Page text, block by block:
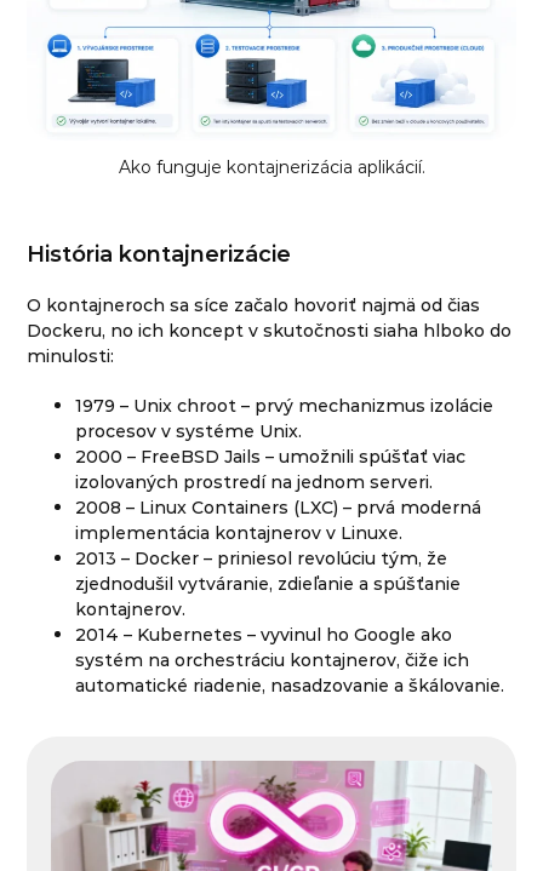
Ako funguje kontajnerizácia aplikácií.
História kontajnerizácie
O kontajneroch sa síce začalo hovoriť najmä od čias
Dockeru, no ich koncept v skutočnosti siaha hlboko do
minulosti:
1979 – Unix chroot – prvý mechanizmus izolácie
procesov v systéme Unix.
2000 – FreeBSD Jails – umožnili spúšťať viac
izolovaných prostredí na jednom serveri.
2008 – Linux Containers (LXC) – prvá moderná
implementácia kontajnerov v Linuxe.
2013 – Docker – priniesol revolúciu tým, že
zjednodušil vytváranie, zdieľanie a spúšťanie
kontajnerov.
2014 – Kubernetes – vyvinul ho Google ako
systém na orchestráciu kontajnerov, čiže ich
automatické riadenie, nasadzovanie a škálovanie.